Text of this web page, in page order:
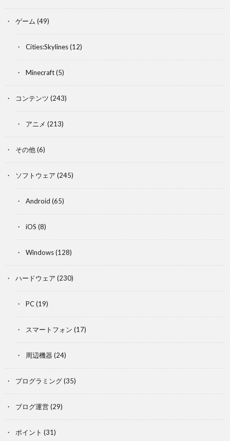
ゲーム (49)
Cities:Skylines(12)
Minecraft(5)
コンテンツ (243)
アニメ (213)
その他(6)
ソフトウェア (245)
Android (65)
iOS (8)
Windows(128)
ハードウェア (230)
PC(19)
スマートフォン (17)
周辺機器 (24)
プログラミング(35)
ブログ運営(29)
ポイント (31)